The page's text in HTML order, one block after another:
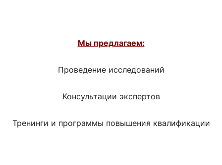
Мы предлагаем:
Проведение исследований
Консультации экспертов
Тренинги и программы повышения квалификации